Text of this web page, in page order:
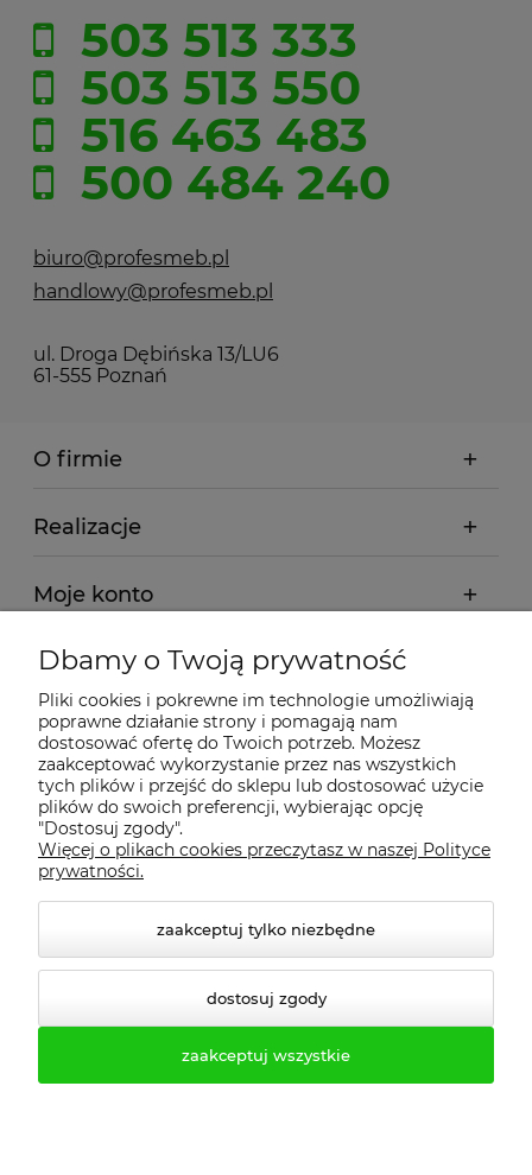
503 513 333
503 513 550
516 463 483
500 484 240
biuro@profesmeb.pl
handlowy@profesmeb.pl
ul. Droga Dębińska 13/LU6
61-555 Poznań
O firmie
Realizacje
Moje konto
Regulamin
Dostawa - realizacja
Gwarancja i zwroty
Pomoc
Dbamy o Twoją prywatność
Pliki cookies i pokrewne im technologie umożliwiają
poprawne działanie strony i pomagają nam
dostosować ofertę do Twoich potrzeb. Możesz
zaakceptować wykorzystanie przez nas wszystkich
tych plików i przejść do sklepu lub dostosować użycie
plików do swoich preferencji, wybierając opcję
"Dostosuj zgody".
Więcej o plikach cookies przeczytasz w naszej Polityce
prywatności.
zaakceptuj tylko niezbędne
dostosuj zgody
zaakceptuj wszystkie